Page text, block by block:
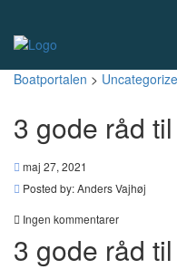
Boatportalen >
3 gode råd
maj 27, 2021
Posted by:Anders Vajhøj
Ingen kommentarer
3 gode råd